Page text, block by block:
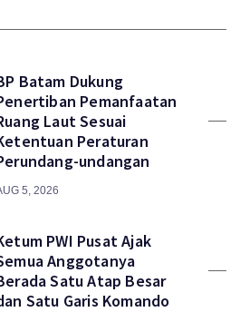
Batam Dukung
Pemanfaatan
Laut Sesuai
Peraturan
undangan
5, 2026
PWI Pusat Ajak
Anggotanya
Satu Atap Besar
Satu Garis Komando